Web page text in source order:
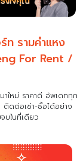
ท รามคำแหง
For Rent /
ใหม่ ราคาดี อัพเดททุก
ติดต่อเช่า-ซื้อได้อย่าง
บในที่เดียว